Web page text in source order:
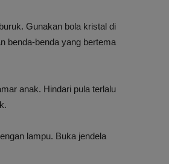
Gunakan bola kristal di
benda-benda yang bertema
anak. Hindari pula terlalu
lampu. Buka jendela